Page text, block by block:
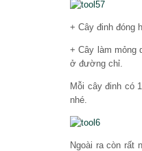
+ Cây đinh đóng
+ Cây làm mỏng
ở đường chỉ.
Mỗi cây đinh có
nhé.
Ngoài ra còn rất